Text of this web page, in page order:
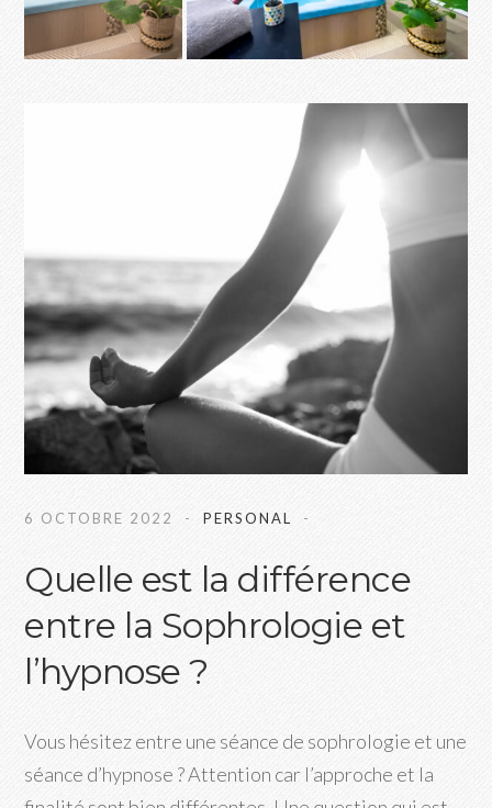
6 OCTOBRE 2022 PERSONAL
Quelle est la différence
entre la Sophrologie et
l’hypnose ?
Vous hésitez entre une séance de sophrologie et une
séance d’hypnose ? Attention car l’approche et la